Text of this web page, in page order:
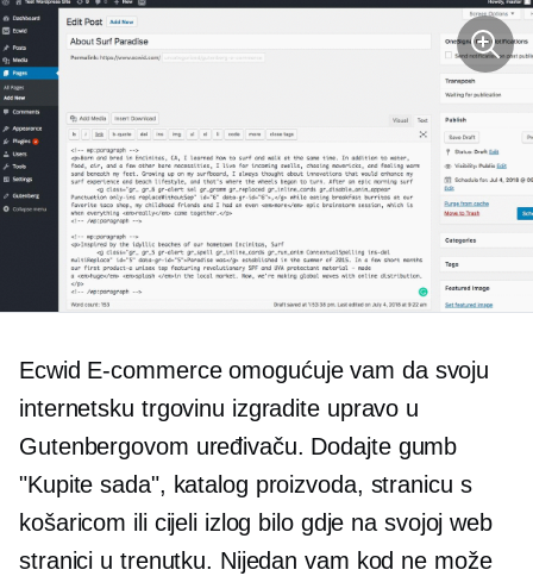
Ecwid E-commerceomogućuje vam da svoju
internetsku trgovinu izgradite upravo u
Gutenbergovom uređivaču. Dodajte gumb
"Kupite sada", katalog proizvoda, stranicu s
košaricom ili cijeli izlog bilo gdje na svojoj web
stranici u trenutku. Nijedan vam kod ne može